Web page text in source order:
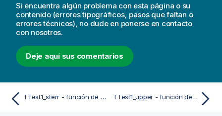
Si encuentra algún problema con esta página o su
contenido (errores tipográficos, pasos que faltan o
errores técnicos), no dude en ponerse en contacto
con nosotros.
Deje aquí sus comentarios
TTest1_sterr - función de script y de gráfico TTest1_upper - función de script y de gráfico